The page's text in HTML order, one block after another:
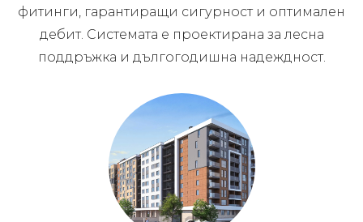
фитинги, гарантиращи сигурност и оптимален
дебит. Системата е проектирана за лесна
поддръжка и дългогодишна надеждност.